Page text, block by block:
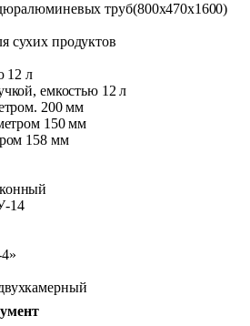
труб(800x470x1600)
сухих продуктов
12 л
емкостью 12 л
200 мм
150 мм
158 мм
14